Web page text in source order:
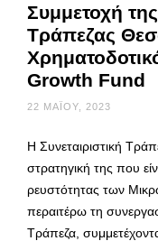
Συμμετοχή
Τράπεζας
Growth Fund
22 ΜΑΪ́ΟΥ, 2023
Η Συνεταιριστική
στρατηγική της που
ρευστότητας των
περαιτέρω τη
Τράπεζα,